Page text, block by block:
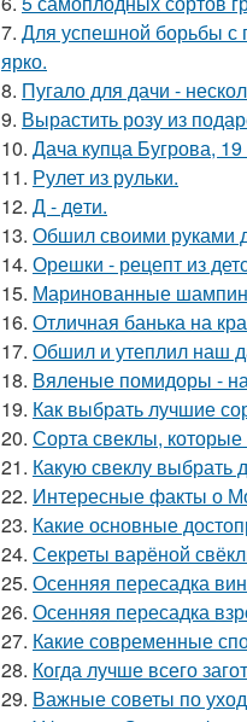
7. Для успешной борьбы с
ярко.
8. Пугало для дачи -
9. Вырастить розу из
10. Дача купца Бугрова,
11. Рулет из рульки.
12. Д - дeти.
13. Обшил своими руками
14. Орешки - рецепт из
15. Маринованные
16. Отличная банька на
17. Обшил и утеплил наш
18. Вяленые помидоры -
19. Как выбрать лучшие
20. Сорта свеклы,
21. Какую свеклу выбрать
22. Интересные факты о
23. Какие основные
24. Секреты варёной
25. Осенняя пересадка
26. Осенняя пересадка
27. Какие современные
28. Когда лучше всего
29. Важные советы по